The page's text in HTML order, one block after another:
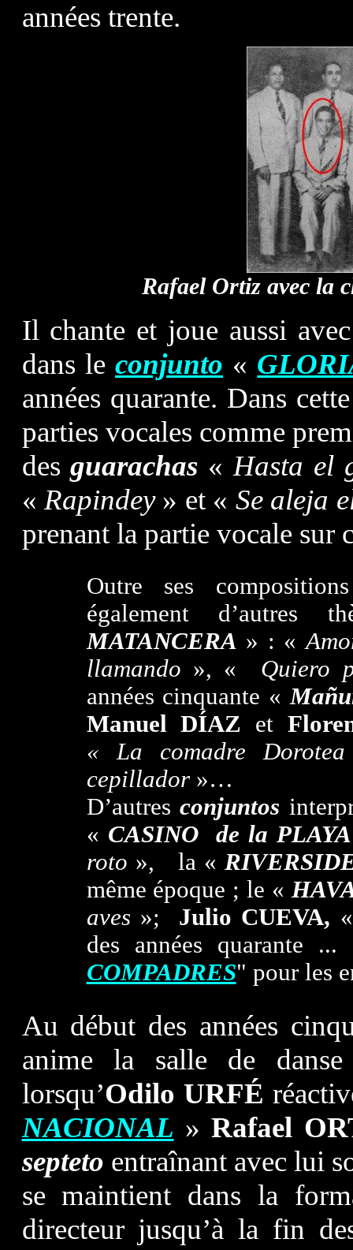
années trente.
Rafael Ortiz avec la
Il chante et joue aussi
dans le conjunto «
années quarante. Dans
parties vocales comme
desguarachas « Hasta el
« Rapindey » et « Se aleja
prenant la partie vocale sur
Outre ses
également
MATANCERA » : «
llamando », « Quiero
années cinquante «
Manuel DÍAZ et
« La comadre Dorotea
cepillador»…
D’autresconjuntos
« CASINO de la PLAYA
roto », la «
même époque ; le «
aves »; Julio CUEVA,
des années quarante
COMPADRES" pour les
Au début des années
anime la salle de
lorsqu’Odilo URFÉ
NACIONAL »Rafael
septeto entraînant avec lui
se maintient dans la
directeur jusqu’à la fin